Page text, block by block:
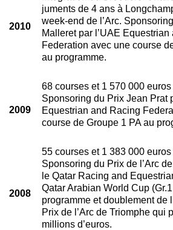
2010
juments de 4 ans à
week-end de l’Arc.
Malleret par l’UAE Equestrian
Federation avec une course
au programme.
2009
68 courses et 1 570 000 euros
Sponsoring du Prix Jean Prat
Equestrian and Racing
course de Groupe 1 PA au
2008
55 courses et 1 383 000 euros
Sponsoring du Prix de l’Arc
le Qatar Racing and
Qatar Arabian World Cup
programme et doublement de
Prix de l’Arc de Triomphe qui
millions d’euros.